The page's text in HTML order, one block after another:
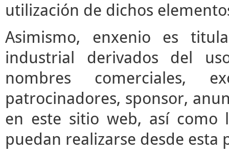
utilización de dichos
Asimismo, enxenio es
industrial derivados del
nombres comerciales,
patrocinadores, sponsor,
en este sitio web, así como
puedan realizarse desde esta